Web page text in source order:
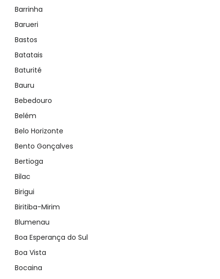
Barrinha
Barueri
Bastos
Batatais
Baturité
Bauru
Bebedouro
Belém
Belo Horizonte
Bento Gonçalves
Bertioga
Bilac
Birigui
Biritiba-Mirim
Blumenau
Boa Esperança do Sul
Boa Vista
Bocaina